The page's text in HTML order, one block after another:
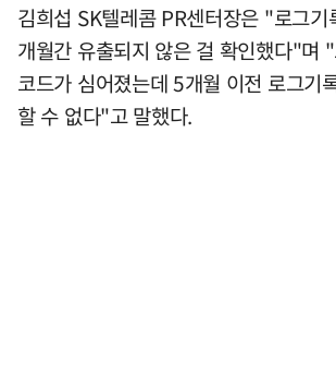
김희섭 SK텔레콤 PR센터장은 "로그기
개월간 유출되지 않은 걸 확인했다"며
코드가 심어졌는데 5개월 이전 로그기
할 수 없다"고 말했다.